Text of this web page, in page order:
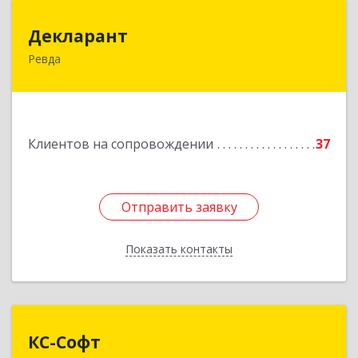
Декларант
Ревда
Клиентов на сопровождении 37
Отправить заявку
Показать контакты
623280, Свердловская обл, Ревда г, Азина ул,
Отправить заявку
Назад
КС-Софт